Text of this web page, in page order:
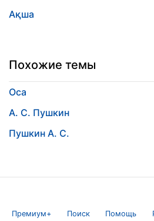
Ақша
Похожие темы
Оса
А. С. Пушкин
Пушкин А. С.
Премиум+ Поиск Помощь